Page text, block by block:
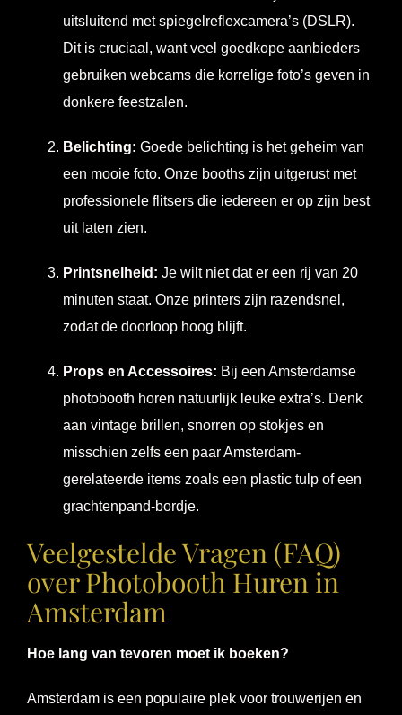
uitsluitend met spiegelreflexcamera’s (DSLR).
Dit is cruciaal, want veel goedkope aanbieders
gebruiken webcams die korrelige foto’s geven in
donkere feestzalen.
Belichting: Goede belichting is het geheim van
een mooie foto. Onze booths zijn uitgerust met
professionele flitsers die iedereen er op zijn best
uit laten zien.
Printsnelheid: Je wilt niet dat er een rij van 20
minuten staat. Onze printers zijn razendsnel,
zodat de doorloop hoog blijft.
Props en Accessoires: Bij een Amsterdamse
photobooth horen natuurlijk leuke extra’s. Denk
aan vintage brillen, snorren op stokjes en
misschien zelfs een paar Amsterdam-
gerelateerde items zoals een plastic tulp of een
grachtenpand-bordje.
Veelgestelde Vragen (FAQ)
over Photobooth Huren in
Amsterdam
Hoe lang van tevoren moet ik boeken?
Amsterdam is een populaire plek voor trouwerijen en